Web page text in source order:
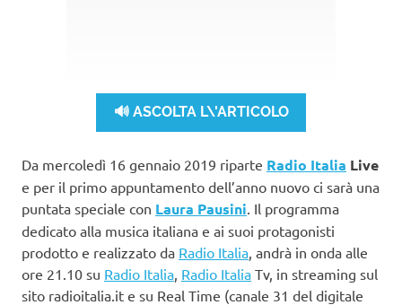
🔊 ASCOLTA L\'ARTICOLO
Da mercoledì 16 gennaio 2019 riparte Radio Italia Live
e per il primo appuntamento dell’anno nuovo ci sarà una
puntata speciale con Laura Pausini . Il programma
dedicato alla musica italiana e ai suoi protagonisti
prodotto e realizzato da Radio Italia , andrà in onda alle
ore 21.10 su Radio Italia Radio Italia Tv, in streaming sul
sito radioitalia.it e su Real Time (canale 31 del digitale